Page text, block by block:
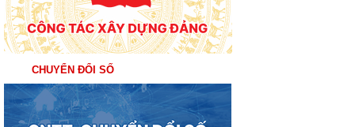
CHUYỂN ĐỔI SỐ